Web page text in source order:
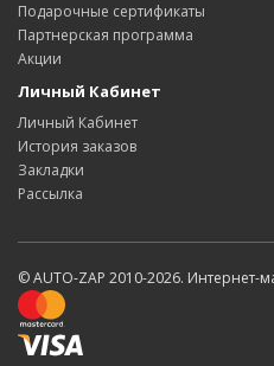
Подарочные сертификаты
Партнерская программа
Акции
Личный Кабинет
Личный Кабинет
История заказов
Закладки
Рассылка
© AUTO-ZAP 2010-2026. Интернет-